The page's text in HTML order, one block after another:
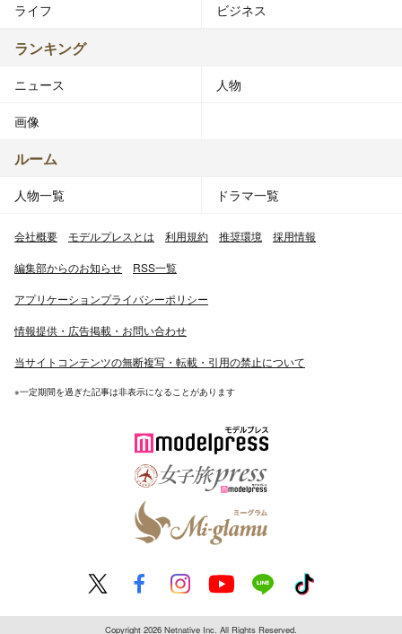
ライフ ビジネス
ランキング
ニュース 人物
画像
ルーム
人物一覧 ドラマ一覧
会社概要 モデルプレスとは 利用規約 推奨環境 採用情報
編集部からのお知らせ RSS一覧
アプリケーションプライバシーポリシー
情報提供・広告掲載・お問い合わせ
当サイトコンテンツの無断複写・転載・引用の禁止について
※一定期間を過ぎた記事は非表示になることがあります
Copyright 2026 Netnative Inc. All Rights Reserved.